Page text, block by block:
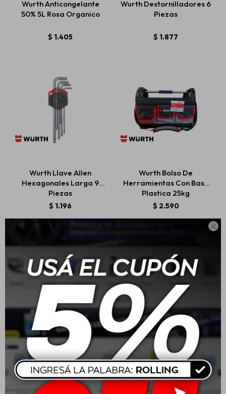

Wurth Anticongelante
50% 5L Rosa Organico
$ 1.405
Wurth Destornilladores 6
Piezas
$ 1.877
Wurth Llave Allen
Hexagonales Larga 9
Piezas
$ 1.196
Wurth Bolso De
Herramientas Con Base
Plastica 25kg
$ 2.590
Wurth Anticongelante
50% 5L Organico Longlife
- Rojo
$1.650
Wurth Superlimpiador
De Parabrisas 32ml
$199
Servicios